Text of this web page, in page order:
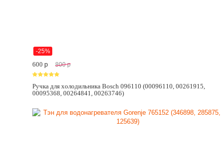
-25%
600 p 800 p
Ручка для холодильника Bosch 096110 (00096110, 00261915,
00095368, 00264841, 00263746)